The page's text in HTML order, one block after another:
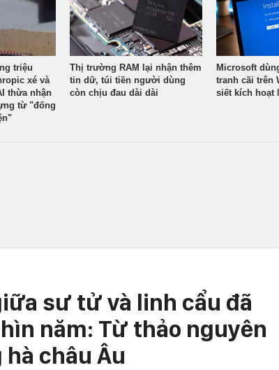
triệu
xé và
thừa nhận
từ "đống
Thị trường RAM lại nhận thêm
tin dữ, túi tiền người dùng
còn chịu đau dài dài
Microsoft
tranh cãi trên
siết kích hoạt
sư tử và linh cẩu đã
năm: Từ thảo nguyên
châu Âu